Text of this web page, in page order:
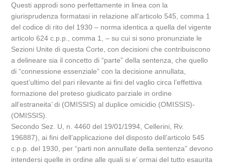
Questi approdi sono perfettamente in linea con la
giurisprudenza formatasi in relazione all’articolo 545, comma 1
del codice di rito del 1930 – norma identica a quella del vigente
articolo 624 c.p.p., comma 1, – su cui si sono pronunziate le
Sezioni Unite di questa Corte, con decisioni che contribuiscono
a delineare sia il concetto di “parte” della sentenza, che quello
di “connessione essenziale” con la decisione annullata,
quest’ultimo del pari rilevante ai fini del vaglio circa l’effettiva
formazione del preteso giudicato parziale in ordine
all’estraneita’ di (OMISSIS) al duplice omicidio (OMISSIS)-
(OMISSIS).
Secondo Sez. U, n. 4460 del 19/01/1994, Cellerini, Rv.
196887), ai fini dell’applicazione del disposto dell’articolo 545
c.p.p. del 1930, per “parti non annullate della sentenza” devono
intendersi quelle in ordine alle quali si e’ ormai del tutto esaurita